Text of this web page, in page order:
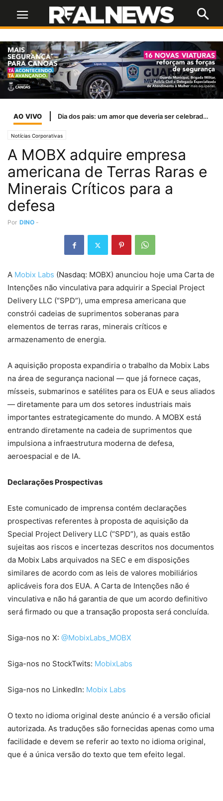
AO VIVO Inter encara o líder Palmeiras em busca de reação para sair do Z-4
Notícias Corporativas
A MOBX adquire empresa
americana de Terras Raras e
Minerais Críticos para a
defesa
Por DINO -
A Mobix Labs (Nasdaq: MOBX) anunciou hoje uma Carta de
Intenções não vinculativa para adquirir a Special Project
Delivery LLC (“SPD”), uma empresa americana que
constrói cadeias de suprimentos soberanas para
elementos de terras raras, minerais críticos e
armazenamento de energia.
A aquisição proposta expandiria o trabalho da Mobix Labs
na área de segurança nacional — que já fornece caças,
mísseis, submarinos e satélites para os EUA e seus aliados
— diretamente para um dos setores industriais mais
importantes estrategicamente do mundo. A MOBX está
entrando diretamente na cadeia de suprimentos que
impulsiona a infraestrutura moderna de defesa,
aeroespacial e de IA.
Declarações Prospectivas
Este comunicado de imprensa contém declarações
prospectivas referentes à proposta de aquisição da
Special Project Delivery LLC (“SPD”), as quais estão
sujeitas aos riscos e incertezas descritos nos documentos
da Mobix Labs arquivados na SEC e em disposições
similares de acordo com as leis de valores mobiliários
aplicáveis ​​fora dos EUA. A Carta de Intenções não é
vinculativa e não há garantia de que um acordo definitivo
será firmado ou que a transação proposta será concluída.
Siga-nos no X: @MobixLabs_MOBX
Siga-nos no StockTwits: MobixLabs
Siga-nos no LinkedIn: Mobix Labs
O texto no idioma original deste anúncio é a versão oficial
autorizada. As traduções são fornecidas apenas como uma
facilidade e devem se referir ao texto no idioma original,
que é a única versão do texto que tem efeito legal.